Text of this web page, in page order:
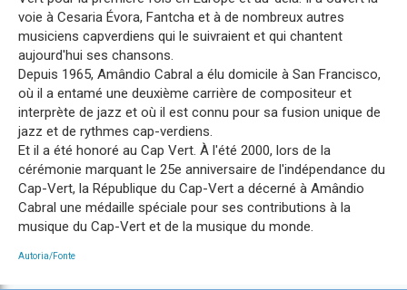
voie à Cesaria Évora, Fantcha et à de nombreux autres
musiciens capverdiens qui le suivraient et qui chantent
aujourd'hui ses chansons.
Depuis 1965, Amândio Cabral a élu domicile à San Francisco,
où il a entamé une deuxième carrière de compositeur et
interprète de jazz et où il est connu pour sa fusion unique de
jazz et de rythmes cap-verdiens.
Et il a été honoré au Cap Vert. À l'été 2000, lors de la
cérémonie marquant le 25e anniversaire de l'indépendance du
Cap-Vert, la République du Cap-Vert a décerné à Amândio
Cabral une médaille spéciale pour ses contributions à la
musique du Cap-Vert et de la musique du monde.
Autoria/Fonte